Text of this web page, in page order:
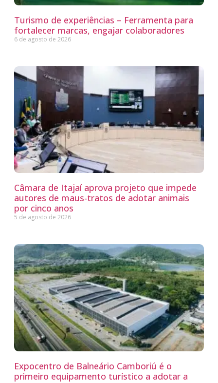
Turismo de experiências – Ferramenta para
fortalecer marcas, engajar colaboradores
6 de agosto de 2026
Câmara de Itajaí aprova projeto que impede
autores de maus-tratos de adotar animais
por cinco anos
5 de agosto de 2026
Expocentro de Balneário Camboriú é o
primeiro equipamento turístico a adotar a